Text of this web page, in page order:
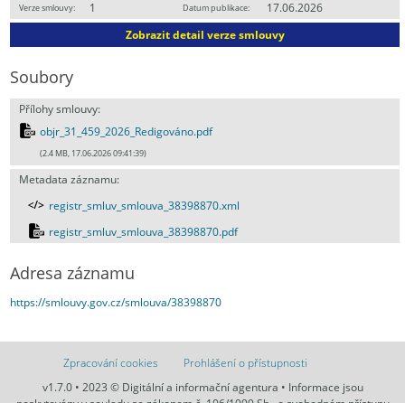
Verze smlouvy: 1 Datum publikace:
17.06.2026
Zobrazit detail verze smlouvy
Soubory
Přílohy smlouvy:
objr_31_459_2026_Redigováno.pdf
(2.4 MB, 17.06.2026 09:41:39)
Metadata záznamu:
registr_smluv_smlouva_38398870.xml
registr_smluv_smlouva_38398870.pdf
Adresa záznamu
https://smlouvy.gov.cz/smlouva/38398870
Zpracování cookies
Prohlášení o přístupnosti
v1.7.0 • 2023 © Digitální a informační agentura • Informace jsou